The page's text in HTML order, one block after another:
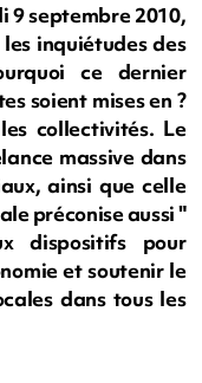
9 septembre 2010,
inquiétudes des
ce dernier
soient mises en ?
collectivités. Le
massive dans
ainsi que celle
préconise aussi "
dispositifs pour
et soutenir le
dans tous les